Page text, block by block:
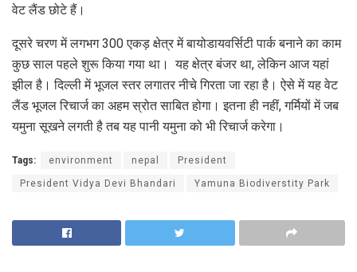
वेट लैंड छोटे हैं।
दूसरे चरण में लगभग 300 एकड़ क्षेत्र में बायोडायवर्सिटी पार्क बनाने का काम
कुछ साल पहले शुरू किया गया था। यह क्षेत्र बंजर था, लेकिन आज यहां
झील है। दिल्ली में भूजल स्तर लगातर नीचे गिरता जा रहा है। ऐसे में यह वेट
लैंड भूजल रिचार्ज का अहम स्रोत साबित होगा। इतना ही नहीं, गर्मियों में जब
यमुना सूखने लगती है तब यह पानी यमुना को भी रिचार्ज करेगा।
Tags: environment nepal President
President Vidya Devi Bhandari Yamuna Biodiverstity Park